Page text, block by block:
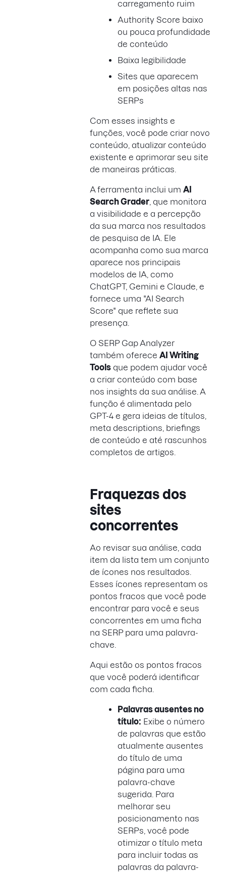
carregamento ruim
Authority Score baixo
ou pouca profundidade
de conteúdo
Baixa legibilidade
Sites que aparecem
em posições altas nas
SERPs
Com esses insights e
funções, você pode criar novo
conteúdo, atualizar conteúdo
existente e aprimorar seu site
de maneiras práticas.
A ferramenta inclui um AI
Search Grader , que monitora
a visibilidade e a percepção
da sua marca nos resultados
de pesquisa de IA. Ele
acompanha como sua marca
aparece nos principais
modelos de IA, como
ChatGPT, Gemini e Claude, e
fornece uma "AI Search
Score" que reflete sua
presença.
O SERP Gap Analyzer
também oferece AI Writing
Tools que podem ajudar você
a criar conteúdo com base
nos insights da sua análise. A
função é alimentada pelo
GPT-4 e gera ideias de títulos,
meta descriptions, briefings
de conteúdo e até rascunhos
completos de artigos.
Fraquezas dos
sites
concorrentes
Ao revisar sua análise, cada
item da lista tem um conjunto
de ícones nos resultados.
Esses ícones representam os
pontos fracos que você pode
encontrar para você e seus
concorrentes em uma ficha
na SERP para uma palavra-
chave.
Aqui estão os pontos fracos
que você poderá identificar
com cada ficha.
Palavras ausentes no
título: Exibe o número
de palavras que estão
atualmente ausentes
do título de uma
página para uma
palavra-chave
sugerida. Para
melhorar seu
posicionamento nas
SERPs, você pode
otimizar o título meta
para incluir todas as
palavras da palavra-